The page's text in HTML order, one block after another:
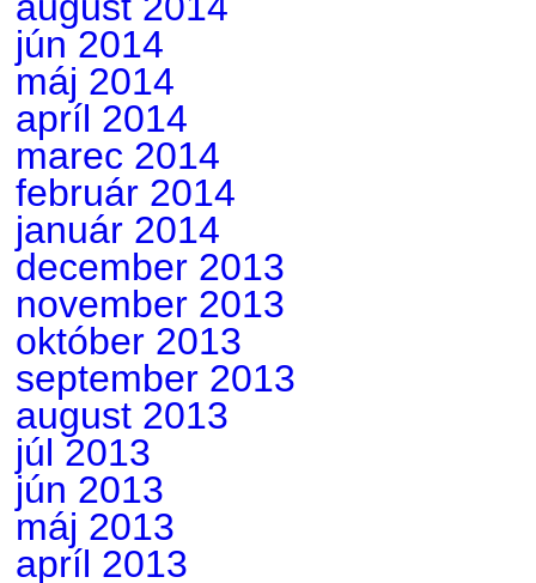
jún 2014
máj 2014
apríl 2014
marec 2014
február 2014
január 2014
december 2013
november 2013
október 2013
september 2013
august 2013
júl 2013
jún 2013
máj 2013
apríl 2013